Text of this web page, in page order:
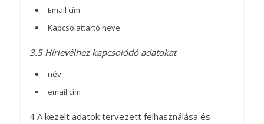
Email cím
Kapcsolattartó neve
3.5 Hírlevélhez kapcsolódó adatokat
név
email cím
4 A kezelt adatok tervezett felhasználása és